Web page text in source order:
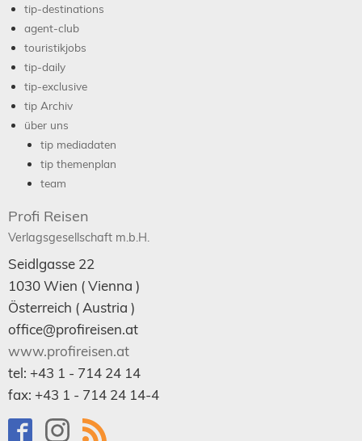
tip-destinations
agent-club
touristikjobs
tip-daily
tip-exclusive
tip Archiv
über uns
tip mediadaten
tip themenplan
team
Profi Reisen
Verlagsgesellschaft m.b.H.
Seidlgasse 22
1030Wien ( Vienna )
Österreich ( Austria )
office@profireisen.at
www.profireisen.at
tel: +43 1 - 714 24 14
fax: +43 1 - 714 24 14-4